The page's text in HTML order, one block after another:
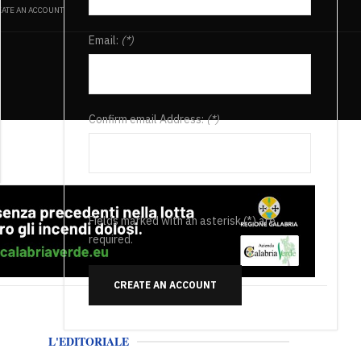
AN ACCOUNT
Email: (*)
Confirm email Address:(*)
Fields marked with an asterisk (*) are
required.
CREATE AN ACCOUNT
L'EDITORIALE